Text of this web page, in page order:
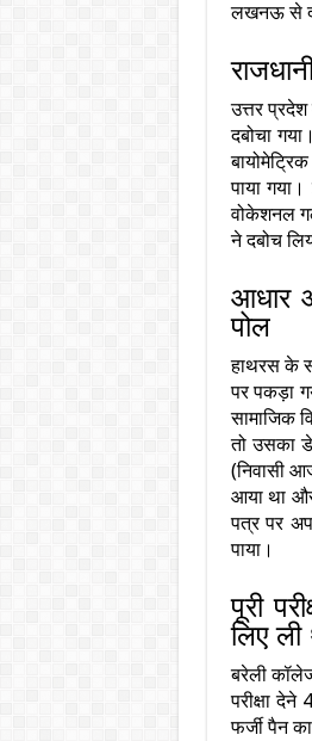
लखनऊ से
उत्तर
दबोचा
पाया
वोकेशनल
ने दबोच
आधार
पोल
हाथरस के
पर पकड़ा
सामाजिक
तो उसका
(निवासी
आया था
पत्र पर
पाया।
पूरी
लिए ली
बरेली
परीक्षा
फर्जी पैन